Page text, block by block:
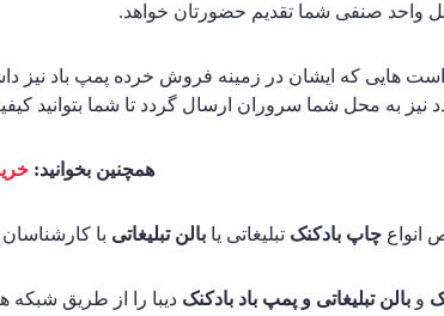
صنفی شما تقدیم حضورتان خواهد.
هایی که ایشان در زمینه فروش خرده پمپ باد نیز
نیز به محل شما سروران ارسال گردد تا شما بتوانید
همچنین بخوانید:
انواع چاپ بادکنک تبلیغاتی یا بالن تبلیغاتی با
و بالن تبلیغاتی و پمپ باد بادکنک دیبا را از طریق شبکه